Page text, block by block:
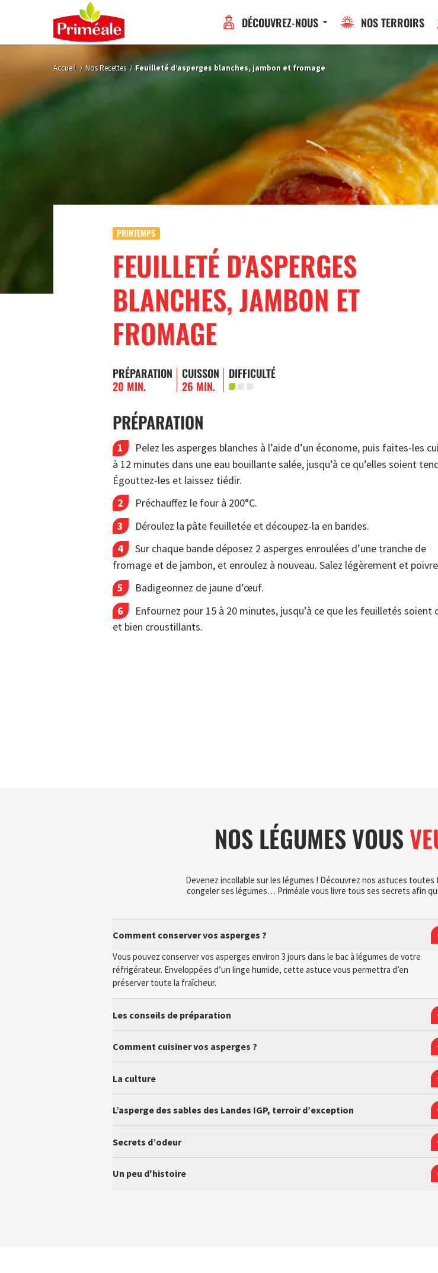
DÉCOUVREZ-NOUS NOS TERROIRS
Accueil / Nos Recettes / Feuilleté d’asperges blanches, jambon et fromage
PRINTEMPS
FEUILLETÉ D’ASPERGES
BLANCHES, JAMBON ET
FROMAGE
PRÉPARATION
20 MIN.
CUISSON
26 MIN.
DIFFICULTÉ
PRÉPARATION
Pelez les asperges blanches à l’aide d’un économe, puis faites-les
à 12 minutes dans une eau bouillante salée, jusqu’à ce qu’elles soient
Égouttez-les et laissez tiédir.
Préchauffez le four à 200°C.
Déroulez la pâte feuilletée et découpez-la en bandes.
Sur chaque bande déposez 2 asperges enroulées d’une tranche de
fromage et de jambon, et enroulez à nouveau. Salez légèrement et
Badigeonnez de jaune d’œuf.
Enfournez pour 15 à 20 minutes, jusqu’à ce que les feuilletés soient
et bien croustillants.
NOS LÉGUMES VOUS
Devenez incollable sur les légumes ! Découvrez nos astuces
congeler ses légumes… Priméale vous livre tous ses secrets afin
Comment conserver vos asperges ?
Vous pouvez conserver vos asperges environ 3 jours dans le bac à légumes de votre
réfrigérateur. Enveloppées d’un linge humide, cette astuce vous permettra d’en
préserver toute la fraîcheur.
Les conseils de préparation
Comment cuisiner vos asperges ?
La culture
L’asperge des sables des Landes IGP, terroir d’exception
Secrets d’odeur
Un peu d'histoire